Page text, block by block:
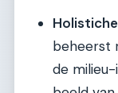
beheerst
de